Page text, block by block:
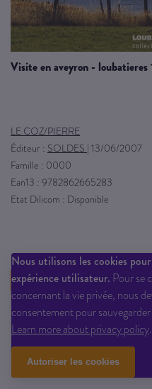
Nous utilisons les cookies
expérience utilisateur. Pour se
concernant la vie privée, nous
consentement pour
Learn more about privacy policy.
Autoriser les cookies
visite en aveyron -
LE COZ/PIERRE
Éditeur : SOLDES | 13/06/2007
Famille : 0000
Ean13 : 9782862665283
Etat Dilicom : Disponible
VOIR
camargue - le sablier - 11.90€